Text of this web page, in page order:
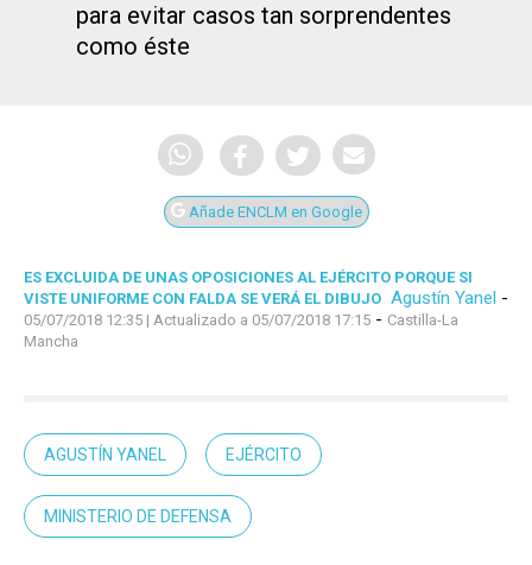
para evitar casos tan sorprendentes
como éste
Añade ENCLM en Google
ES EXCLUIDA DE UNAS OPOSICIONES AL EJÉRCITO PORQUE SI
VISTE UNIFORME CON FALDA SE VERÁ EL DIBUJO Agustín Yanel -
05/07/2018 12:35 | Actualizado a 05/07/2018 17:15 - Castilla-La
Mancha
AGUSTÍN YANEL EJÉRCITO
MINISTERIO DE DEFENSA